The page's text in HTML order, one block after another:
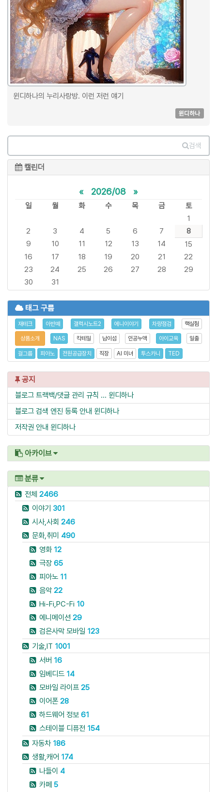
윈디하나의 누리사랑방. 이런 저런 얘기
윈디하나
검색
캘린더
« 2026/08 »
일 월 화 수 목 금
토
1
2
3 4 5 6 7
8
9
10 11 12 13 14
15
16
17 18 19 20 21
22
23
24 25 26 27 28
29
30
31
태그 구름
재테크 아반떼 갤럭시노트2 에니이야기 차량점검 핵실험
상품소개 NAS 칵테일 남이섬 인공누액 아이교육 일출
걸그룹 피아노 전원공급장치 직장 AI 미녀 투스카니 TED
공지
블로그 트랙백/댓글 관리 규칙 ... 윈디하나
블로그 검색 엔진 등록 안내 윈디하나
저작권 안내 윈디하나
아카이브
분류
전체 2466
이야기 301
시사,사회 246
문화,취미 490
영화 12
극장65
피아노 11
음악22
Hi-Fi,PC-Fi 10
에니메이션 29
검은사막 모바일 123
기술,IT 1001
서버 16
임베디드 14
모바일 라이프 25
이어폰 28
하드웨어 정보 61
스테이블 디퓨전 154
자동차 186
생활,캐어 174
나들이 4
카페 5